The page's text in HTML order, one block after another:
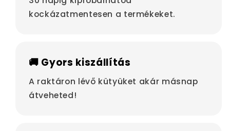
kockázatmentesen a termékeket.
🚚 Gyors kiszállítás
A raktáron lévő kütyüket akár másnap
átveheted!